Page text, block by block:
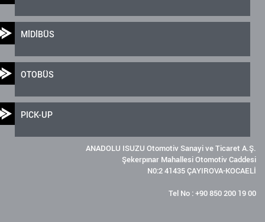
MİDİBÜS
OTOBÜS
PICK-UP
ANADOLU ISUZU Otomotiv Sanayi ve Ticaret A.Ş.
Şekerpınar Mahallesi Otomotiv Caddesi
N0:2 41435 ÇAYIROVA-KOCAELİ
Tel No : +90 850 200 19 00